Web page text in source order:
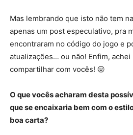
Mas lembrando que isto não tem
apenas um post especulativo, pra
encontraram no código do jogo e
atualizações… ou não! Enfim,
compartilhar com vocês! 😛
O que vocês acharam desta
que se encaixaria bem com o
boa carta?